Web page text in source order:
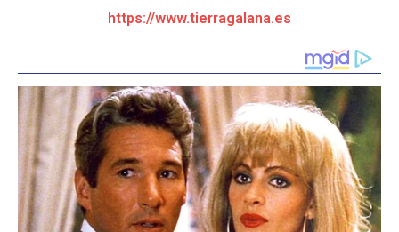
https://www.tierragalana.es